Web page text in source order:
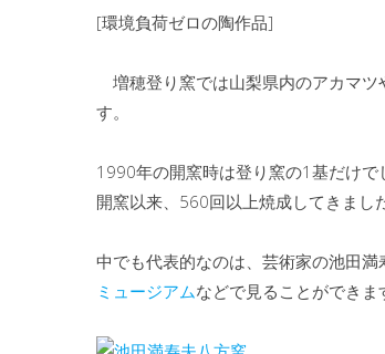
[環境負荷ゼロの陶作品]
増穂登り窯では山梨県内のアカマツ
す。
1990年の開窯時は登り窯の1基だけで
開窯以来、560回以上焼成してきました
中でも代表的なのは、芸術家の池田
ミュージアムなどで見ることができま